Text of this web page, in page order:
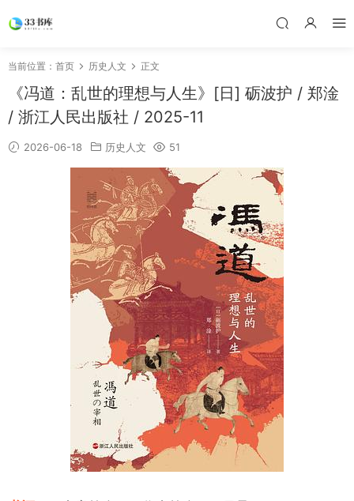
当前位置： 首页 历史人文 正文
《冯道：乱世的理想与人生》[日] 砺波护 / 郑淦
/ 浙江人民出版社 / 2025-11
2026-06-18 历史人文 51